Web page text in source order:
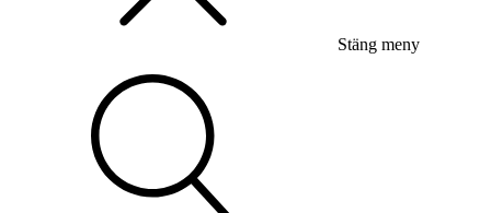
Stäng meny